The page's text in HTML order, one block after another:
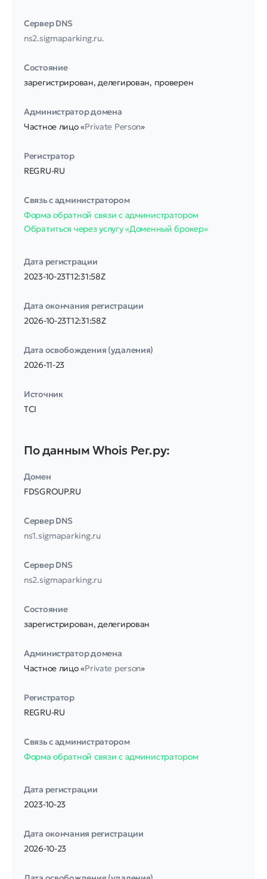
Сервер DNS
ns2.sigmaparking.ru.
Соcтояние
зарегистрирован, делегирован, проверен
Администратор домена
Частное лицо «Private Person»
Регистратор
REGRU-RU
Связь с администратором
Форма обратной связи с администратором
Обратиться через услугу «Доменный брокер»
Дата регистрации
2023-10-23T12:31:58Z
Дата окончания регистрации
2026-10-23T12:31:58Z
Дата освобождения (удаления)
2026-11-23
Источник
TCI
По данным Whois Рег.ру:
Домен
FDSGROUP.RU
Сервер DNS
ns1.sigmaparking.ru
Сервер DNS
ns2.sigmaparking.ru
Соcтояние
зарегистрирован, делегирован
Администратор домена
Частное лицо «Private person»
Регистратор
REGRU-RU
Связь с администратором
Форма обратной связи с администратором
Дата регистрации
2023-10-23
Дата окончания регистрации
2026-10-23